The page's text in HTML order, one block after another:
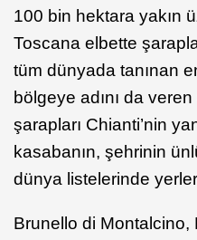
100 bin hektara yakın
Toscana elbette
tüm dünyada tanınan
bölgeye adını da veren
şarapları Chianti’nin
kasabanın, şehrinin
dünya listelerinde
Brunello di Montalcino,